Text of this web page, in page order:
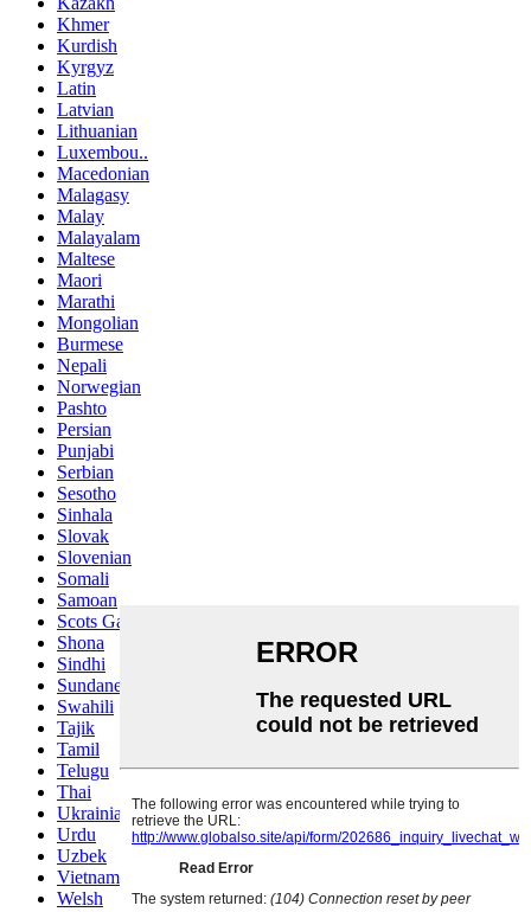
Khmer
Kurdish
Kyrgyz
Latin
Latvian
Lithuanian
Luxembou..
Macedonian
Malagasy
Malay
Malayalam
Maltese
Maori
Marathi
Mongolian
Burmese
Nepali
Norwegian
Pashto
Persian
Punjabi
Serbian
Sesotho
Sinhala
Slovak
Slovenian
Somali
Samoan
Scots Gaelic
Shona
Sindhi
Sundanese
Swahili
Tajik
Tamil
Telugu
Thai
Ukrainian
Urdu
Uzbek
Vietnamese
Welsh